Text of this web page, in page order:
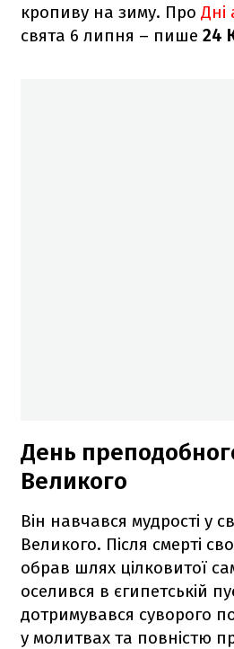
кропиву на зиму. Про Дні
свята 6 липня – пише 24
День
Великого
Він навчався мудрості у
Великого. Після смерті
обрав шлях цілковитої
оселився в єгипетській
дотримувався суворого
у молитвах та повністю